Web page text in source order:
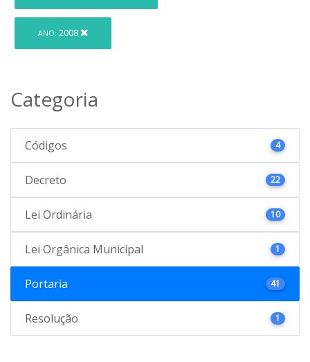
ANO: 2008
Categoria
Códigos 4
Decreto 22
Lei Ordinária 10
Lei Orgânica Municipal 1
Portaria 41
Resolução 1